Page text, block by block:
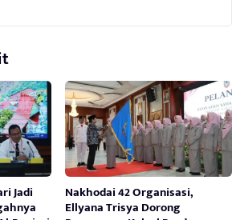
Jadi Nakhodai 42 Organisasi,
Ellyana Trisya Dorong